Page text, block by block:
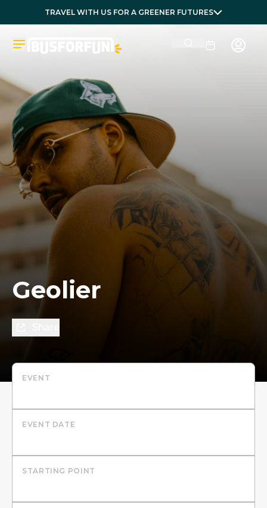
TRAVEL WITH US FOR A GREENER FUTURES
Geolier
EVENT
EVENT DATE
STARTING POINT